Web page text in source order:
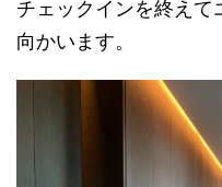
チェックインを終え
向かいます。